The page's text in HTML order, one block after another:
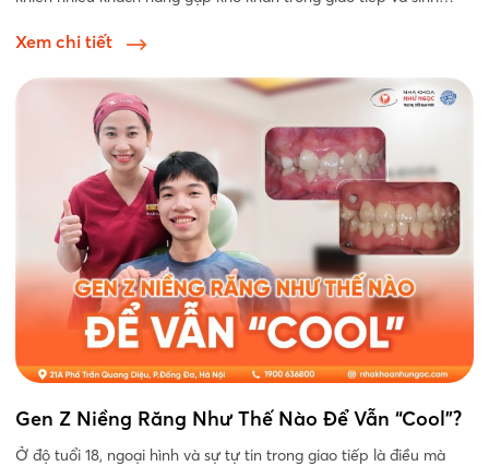
Xem chi tiết
Gen Z Niềng Răng Như Thế Nào Để Vẫn “Cool”?
Ở độ tuổi 18, ngoại hình và sự tự tin trong giao tiếp là điều mà